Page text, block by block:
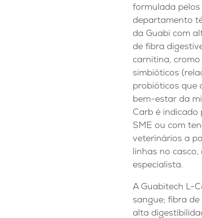
formulada
departamento
da Guabi com
de fibra
carnitina,
simbióticos
probióticos que
bem-estar da
Carb é indicado
SME ou com
veterinários a
linhas no casco,
especialista.
A Guabitech L-
sangue; fibra
alta